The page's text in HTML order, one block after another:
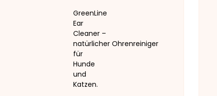
GreenLine
Ear
Cleaner –
natürlicher Ohrenreiniger
für
Hunde
und
Katzen.